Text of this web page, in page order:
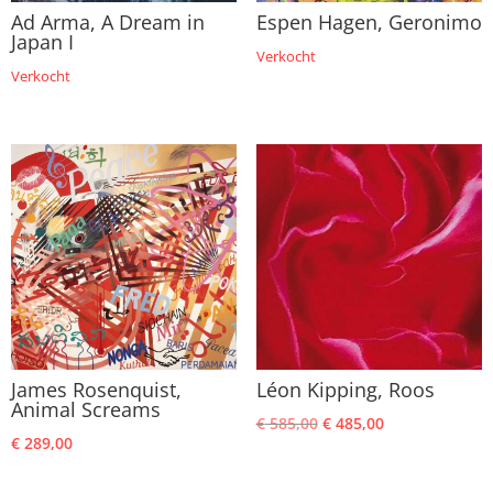
Ad Arma, A Dream in
Japan I
Verkocht
Espen Hagen, Geronimo
Verkocht
James Rosenquist,
Animal Screams
€ 289,00
Léon Kipping, Roos
€585,00 Oorspronkelijke
€485,00Huidige